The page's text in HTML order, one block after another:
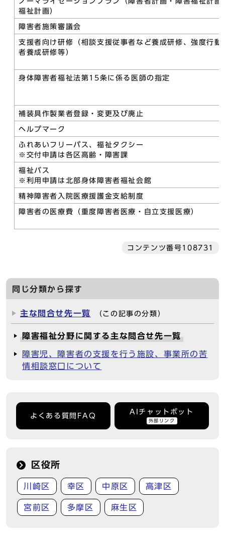
福祉計画）
障害者施策審議会
支援者向け研修（相談支援従事者など養成研修、強度行動
者養成研修等）
身体障害者福祉法第15条に係る医師の指定
補装具作製業者登録・変更及び廃止
ヘルプマーク
ふれあいフリーパス、福祉タクシー
※交付申請は各区高齢・障害課
福祉バス
※利用申請は北部身体障害者福祉会館
精神障害者入院医療援護金支給制度
障害者の医療費（重度障害者医療・自立支援医療）
コンテンツ番号108731
同じ分類から探す
主な問合せ先一覧 （この記事の分類）
障害福祉分野に関する主な問合せ先一覧
障害児、障害者の支援を行う施設、事業所の苦
情相談窓口について
よくある質問FAQ
AIチャットボット
外部リンク
区役所
川崎区 幸区 中原区 高津区
宮前区 多摩区 麻生区